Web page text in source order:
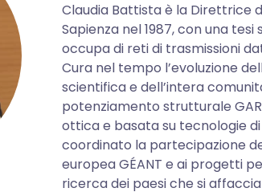
Claudia Battista è la Direttrice
Sapienza nel 1987, con una
occupa di reti di trasmissioni
Cura nel tempo l’evoluzione
scientifica e dell’intera
potenziamento strutturale
ottica e basata su tecnologie
coordinato la partecipazione
europea GÉANT e ai progetti
ricerca dei paesi che si